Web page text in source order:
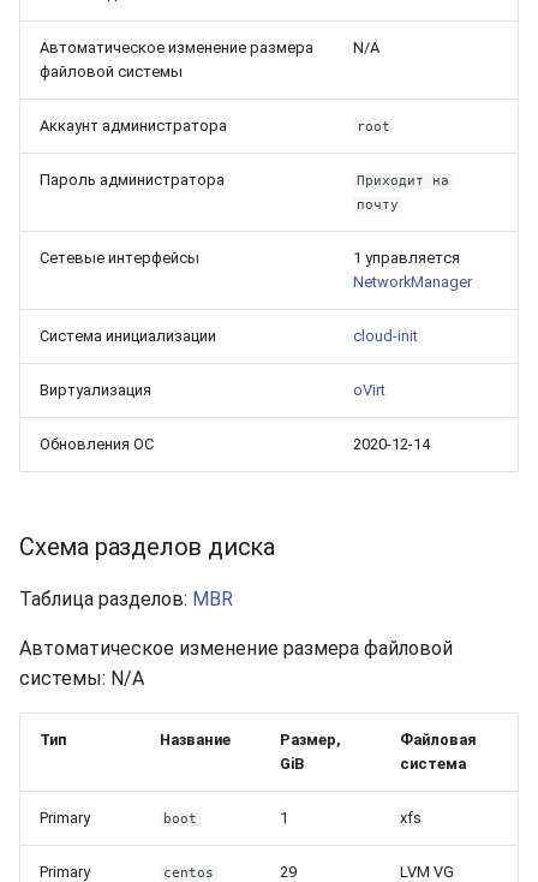
Автоматическое изменение размера
файловой системы
N/A
Аккаунт администратора root
Пароль администратора
Приходит на
почту
Сетевые интерфейсы
1 управляется
NetworkManager
Система инициализации cloud-init
Виртуализация oVirt
Обновления ОС 2020-12-14
Схема разделов диска
Таблица разделов: MBR
Автоматическое изменение размера файловой
системы: N/A
Тип Название
Размер,
GiB
Файловая
система
Primary boot 1 xfs
Primary centos 29 LVM VG